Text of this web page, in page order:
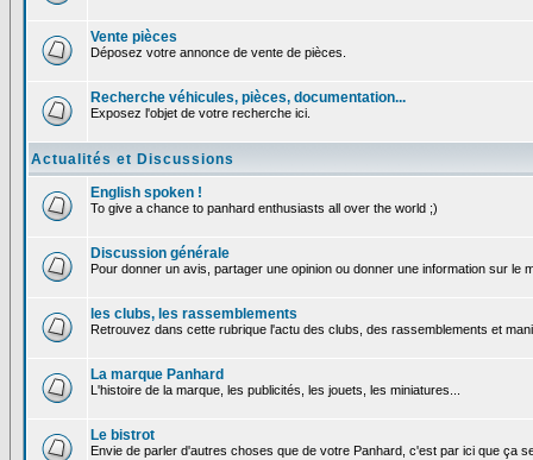
Vente pièces
Déposez votre annonce de vente de pièces.
Recherche véhicules, pièces, documentation...
Exposez l'objet de votre recherche ici.
Actualités et Discussions
English spoken !
To give a chance to panhard enthusiasts all over the world ;)
Discussion générale
Pour donner un avis, partager une opinion ou donner une information sur le
les clubs, les rassemblements
Retrouvez dans cette rubrique l'actu des clubs, des rassemblements et
La marque Panhard
L'histoire de la marque, les publicités, les jouets, les miniatures...
Le bistrot
Envie de parler d'autres choses que de votre Panhard, c'est par ici que ça